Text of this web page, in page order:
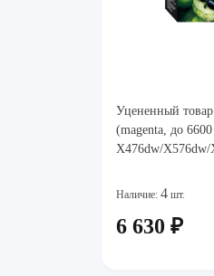
Уцененный
(magenta, до
X476dw/
Наличие: 4 шт.
6 630 ₽